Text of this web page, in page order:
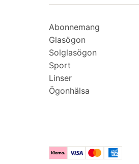
Abonnemang
Glasögon
Solglasögon
Sport
Linser
Ögonhälsa
KlarnaVisa Mastercard